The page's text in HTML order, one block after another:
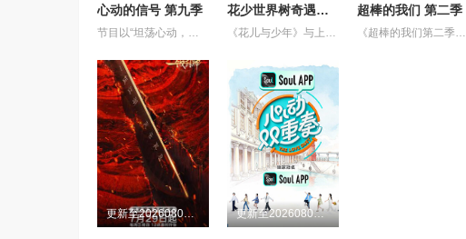
心动的信号 第九季
节目以“坦荡心动，爱意直行”为核心主题，聚焦真诚直白的新式恋爱，告别无效拉扯，走进心动小屋，见证单身青年之间萌生的浪漫情愫。
花少世界树奇遇派对
《花儿与少年》与上海博物馆联动，以“世界树之巅：美洲古代文明大展”为依托，通过嘉宾的亲历讲述与现场互动，串联起远方的遇见与脚下的根脉。
超棒的我们 第二季
《超棒的我们第二季》是一档运动竞技成长类真人秀，集结多位棒球少年，以多维度考核争夺席位，层层比拼后选拔9位少年锁定首发，与强队对决。全程记录少年们从独自拼搏到凝聚团魂的成长，打造兼具竞技性与观赏性的青春成长纪实。
更新至20260805期 更新至20260806第2期（下）